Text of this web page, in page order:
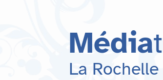
recherche
Média
La